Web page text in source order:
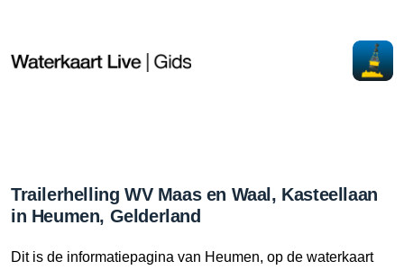
Trailerhelling WV Maas en Waal, Kasteellaan
in Heumen, Gelderland
Dit is de informatiepagina van Heumen, op de waterkaart